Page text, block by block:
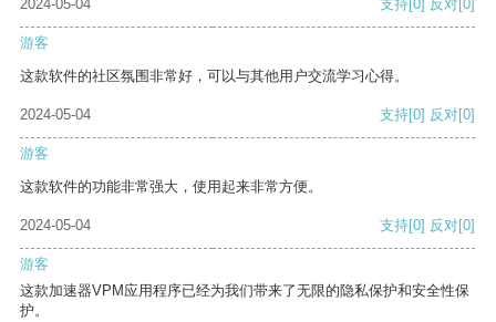
2024-05-04
支持[0] 反对[0]
游客
这款软件的社区氛围非常好，可以与其他用户交流学习心得。
2024-05-04 支持[0] 反对[0]
游客
这款软件的功能非常强大，使用起来非常方便。
2024-05-04 支持[0] 反对[0]
游客
这款加速器VPM应用程序已经为我们带来了无限的隐私保护和安全性保
护。